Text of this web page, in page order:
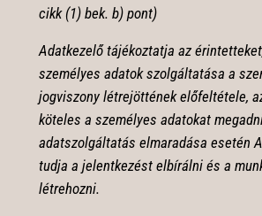
cikk (1) bek. b) pont)
Adatkezelő tájékoztatja az
személyes adatok szolgáltatása a
jogviszony létrejöttének előfeltétele,
köteles a személyes adatokat
adatszolgáltatás elmaradása esetén
tudja a jelentkezést elbírálni és a
létrehozni.